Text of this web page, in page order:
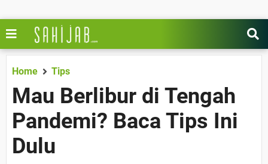
Home Tips
Mau Berlibur di Tengah
Pandemi? Baca Tips Ini
Dulu